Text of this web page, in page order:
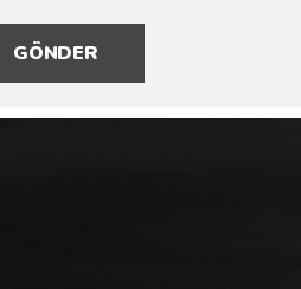
GÖNDER